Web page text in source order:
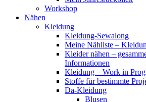
Workshop
Nähen
Kleidung
Kleidung-Sewalong
Meine Nähliste –
Kleider nähen –
Informationen
Kleidung – Work in
Stoffe für bestimmte
Da-Kleidung
Blusen